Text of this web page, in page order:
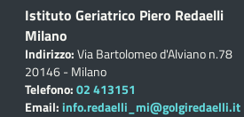
Istituto Geriatrico Piero Redaelli
Milano
Indirizzo:Via Bartolomeo d'Alviano n.78
20146 - Milano
Telefono:02 413151
Email: info.redaelli_mi@golgiredaelli.it